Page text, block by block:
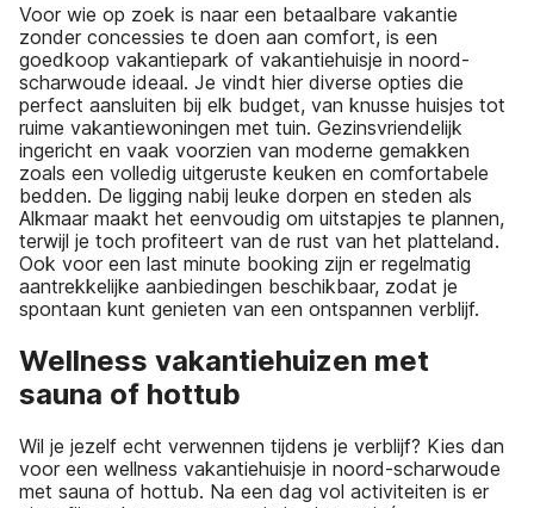
Voor wie op zoek is naar een betaalbare vakantie
zonder concessies te doen aan comfort, is een
goedkoop vakantiepark of vakantiehuisje in noord-
scharwoude ideaal. Je vindt hier diverse opties die
perfect aansluiten bij elk budget, van knusse huisjes tot
ruime vakantiewoningen met tuin. Gezinsvriendelijk
ingericht en vaak voorzien van moderne gemakken
zoals een volledig uitgeruste keuken en comfortabele
bedden. De ligging nabij leuke dorpen en steden als
Alkmaar maakt het eenvoudig om uitstapjes te plannen,
terwijl je toch profiteert van de rust van het platteland.
Ook voor een last minute booking zijn er regelmatig
aantrekkelijke aanbiedingen beschikbaar, zodat je
spontaan kunt genieten van een ontspannen verblijf.
Wellness vakantiehuizen met
sauna of hottub
Wil je jezelf echt verwennen tijdens je verblijf? Kies dan
voor een wellness vakantiehuisje in noord-scharwoude
met sauna of hottub. Na een dag vol activiteiten is er